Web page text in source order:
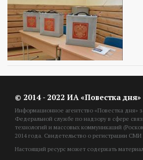
© 2014 - 2022 ИА «Повестка дня»
Информационное агентство «Повестка дня»
Федеральной службе по надзору в сфере
технологий и массовых коммуникаций
2014 года. Свидетельство о регистрации
Настоящий ресурс может содержать